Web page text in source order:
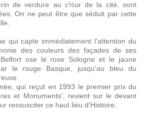
de verdure au c½ur de la cité, sont
On ne peut être que séduit par cette
qui capte immédiatement l'attention du
des couleurs des façades de ses
ose le rose Sologne et le jaune
le rouge Basque, jusqu'au bleu du
qui reçut en 1993 le premier prix du
et Monuments', revient sur le devant
ressusciter ce haut lieu d'Histoire.